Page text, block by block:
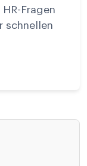
Fragen
schnellen